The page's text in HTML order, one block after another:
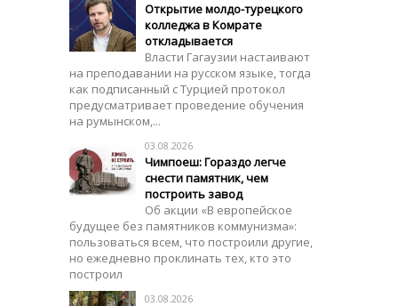
Открытие молдо-турецкого
колледжа в Комрате
откладывается
Власти Гагаузии настаивают
на преподавании на русском языке, тогда
как подписанный с Турцией протокол
предусматривает проведение обучения
на румынском,...
03.08.2026
Чимпоеш: Гораздо легче
снести памятник, чем
построить завод
Об акции «В европейское
будущее без памятников коммунизма»:
пользоваться всем, что построили другие,
но ежедневно проклинать тех, кто это
построил
03.08.2026